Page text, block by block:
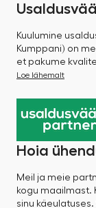
Kuulumine
Kumppani) on
et pakume
Loe lähemalt
Hoia
Meil ja meie
kogu maailmast.
sinu